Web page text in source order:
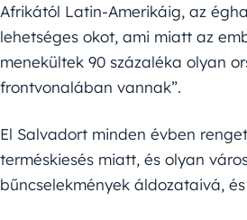
Afrikától Latin-Amerikáig, az
lehetséges okot, ami miatt az
menekültek 90 százaléka olyan
frontvonalában vannak”.
El Salvadort minden évben
terméskiesés miatt, és olyan
bűncselekmények áldozataivá,